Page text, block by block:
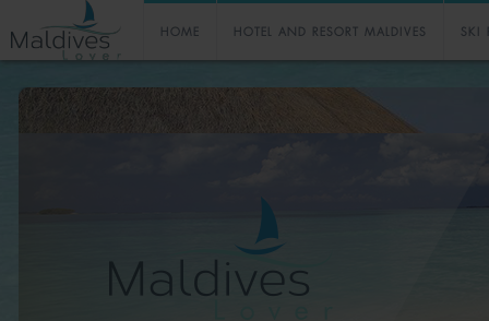
HOME HOTEL AND RESORT MALDIVES SKI